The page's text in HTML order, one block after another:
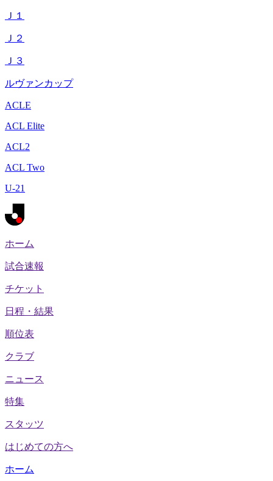
Ｊ１
Ｊ２
Ｊ３
ルヴァンカップ
ACLE
ACL Elite
ACL2
ACL Two
U-21
ホーム
試合速報
チケット
日程・結果
順位表
クラブ
ニュース
特集
スタッツ
はじめての方へ
ホーム